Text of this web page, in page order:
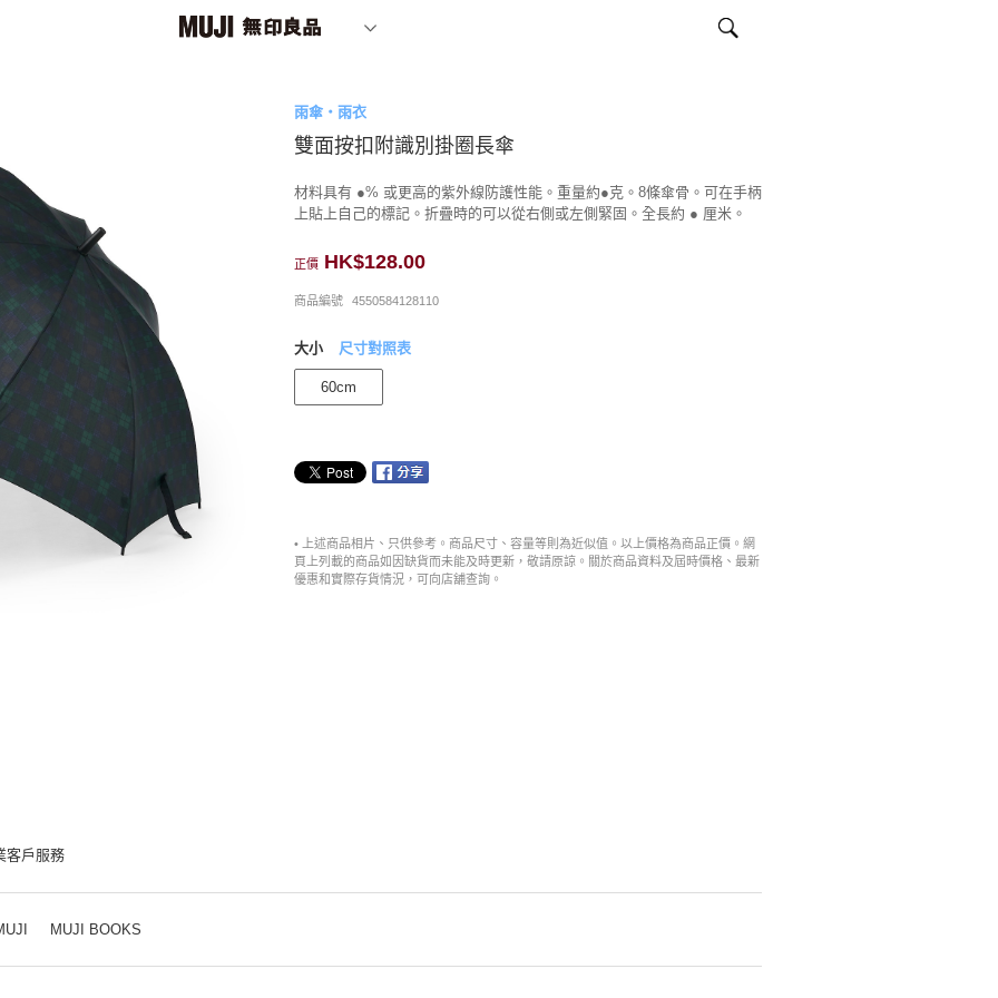
雨傘・雨衣
雙面按扣附識別掛圈長傘
材料具有 ●% 或更高的紫外線防護性能。重量約●克。8條傘骨。可在手柄
上貼上自己的標記。折疊時的可以從右側或左側緊固。全長約 ● 厘米。
正價 HK$128.00
商品編號 4550584128110
大小 尺寸對照表
60cm
• 上述商品相片、只供參考。商品尺寸、容量等則為近似值。以上價格為商品正價。網
頁上列載的商品如因缺貨而未能及時更新，敬請原諒。關於商品資料及屆時價格、最新
優惠和實際存貨情況，可向店舖查詢。
客戶服務
MUJI BOOKS